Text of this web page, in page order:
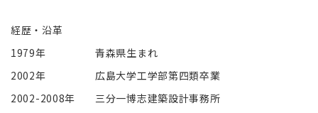
経歴・沿革
1979年
青森県生まれ
2002年
広島大学工学部第四類卒業
2002-2008年
三分一博志建築設計事務所